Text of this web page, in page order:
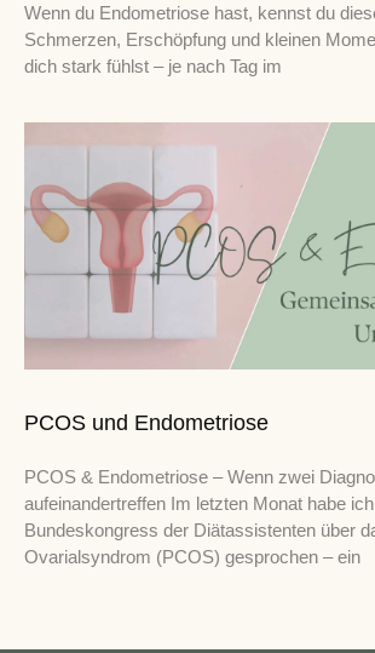
Wenn du Endometriose hast, kennst du
Schmerzen, Erschöpfung und kleinen
dich stark fühlst – je nach Tag im
PCOS und Endometriose
PCOS & Endometriose – Wenn zwei
aufeinandertreffen Im letzten Monat habe
Bundeskongress der Diätassistenten über
Ovarialsyndrom (PCOS) gesprochen – ein